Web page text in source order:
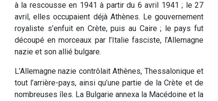
à la rescousse en 1941 à partir du 6 avril 1941 ; le 27
avril, elles occupaient déjà Athènes. Le gouvernement
royaliste s’enfuit en Crète, puis au Caire ; le pays fut
découpé en morceaux par l’Italie fasciste, l’Allemagne
nazie et son allié bulgare.
L’Allemagne nazie contrôlait Athènes, Thessalonique et
tout l’arrière-pays, ainsi qu’une partie de la Crète et de
nombreuses îles. La Bulgarie annexa la Macédoine et la